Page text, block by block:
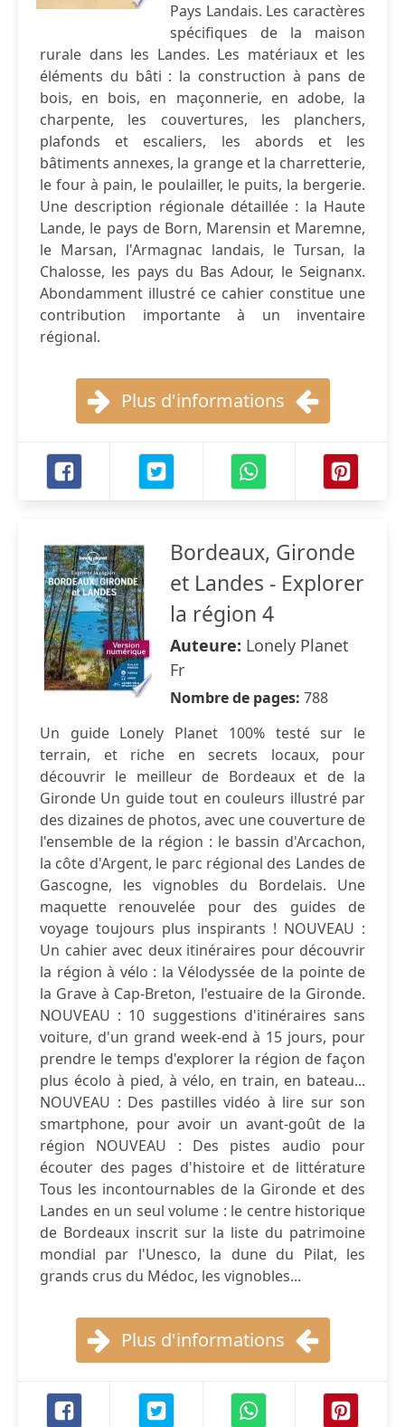
Pays Landais. Les caractères
spécifiques de la maison
rurale dans les Landes. Les matériaux et les
éléments du bâti : la construction à pans de
bois, en bois, en maçonnerie, en adobe, la
charpente, les couvertures, les planchers,
plafonds et escaliers, les abords et les
bâtiments annexes, la grange et la charretterie,
le four à pain, le poulailler, le puits, la bergerie.
Une description régionale détaillée : la Haute
Lande, le pays de Born, Marensin et Maremne,
le Marsan, l'Armagnac landais, le Tursan, la
Chalosse, les pays du Bas Adour, le Seignanx.
Abondamment illustré ce cahier constitue une
contribution importante à un inventaire
régional.
Plus d'informations
Bordeaux, Gironde
et Landes - Explorer
la région 4
Auteure: Lonely Planet
Fr
Nombre de pages: 788
Un guide Lonely Planet 100% testé sur le
terrain, et riche en secrets locaux, pour
découvrir le meilleur de Bordeaux et de la
Gironde Un guide tout en couleurs illustré par
des dizaines de photos, avec une couverture de
l'ensemble de la région : le bassin d'Arcachon,
la côte d'Argent, le parc régional des Landes de
Gascogne, les vignobles du Bordelais. Une
maquette renouvelée pour des guides de
voyage toujours plus inspirants ! NOUVEAU :
Un cahier avec deux itinéraires pour découvrir
la région à vélo : la Vélodyssée de la pointe de
la Grave à Cap-Breton, l'estuaire de la Gironde.
NOUVEAU : 10 suggestions d'itinéraires sans
voiture, d'un grand week-end à 15 jours, pour
prendre le temps d'explorer la région de façon
plus écolo à pied, à vélo, en train, en bateau...
NOUVEAU : Des pastilles vidéo à lire sur son
smartphone, pour avoir un avant-goût de la
région NOUVEAU : Des pistes audio pour
écouter des pages d'histoire et de littérature
Tous les incontournables de la Gironde et des
Landes en un seul volume : le centre historique
de Bordeaux inscrit sur la liste du patrimoine
mondial par l'Unesco, la dune du Pilat, les
grands crus du Médoc, les vignobles...
Plus d'informations